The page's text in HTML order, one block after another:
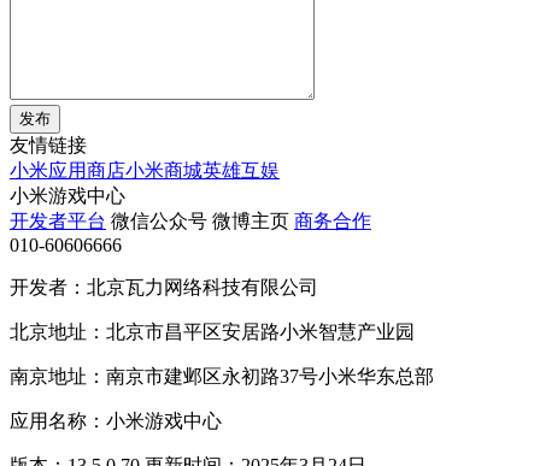
发布
友情链接
小米应用商店小米商城英雄互娱
小米游戏中心
开发者平台 微信公众号 微博主页 商务合作
010-60606666
开发者：北京瓦力网络科技有限公司
北京地址：北京市昌平区安居路小米智慧产业园
南京地址：南京市建邺区永初路37号小米华东总部
应用名称：小米游戏中心